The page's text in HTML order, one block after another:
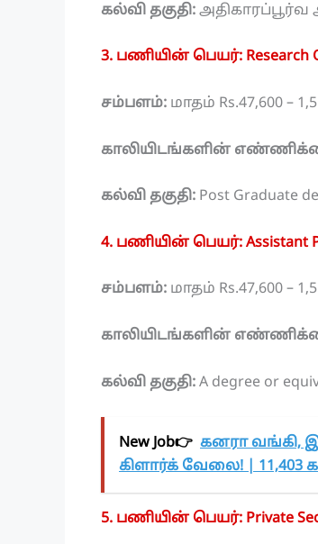
கல்வி தகுதி:
3. பணியின் பெயர்: Research
சம்பளம்: மாதம் Rs.47,600 –
காலியிடங்களின்
கல்வி தகுதி: Post Graduate
4. பணியின் பெயர்: Assistant
சம்பளம்: மாதம் Rs.47,600 –
காலியிடங்களின்
கல்வி தகுதி: A degree or
New Job👉 கனரா வங்கி,
கிளார்க் வேலை! | 11,403
5. பணியின் பெயர்: Private